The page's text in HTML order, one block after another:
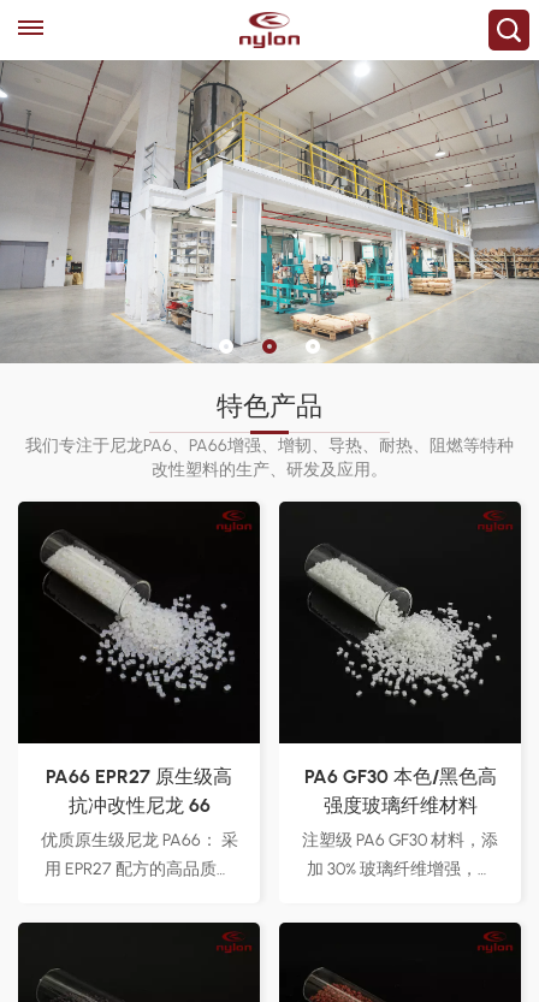
尼龙解决方案制造
商
年产能超过15000吨
特色产品
我们专注于尼龙PA6、PA66增强、增韧、导热、耐热、阻燃等特种
改性塑料的生产、研发及应用。
PA66 EPR27 原生级高
抗冲改性尼龙 66
优质原生级尼龙 PA66： 采
用 EPR27 配方的高品质未
脂，确保一致性和卓越性
能。 主要应用： 非常适合
汽车零件、电子设备、电动
PA6 GF30 本色/黑色高
强度玻璃纤维材料
注塑级 PA6 GF30 材料，添
加 30% 玻璃纤维增​​强，增
有自然色和黑色可供选择，
适用于各种工业应用。非常
适合汽车零部件、电子设